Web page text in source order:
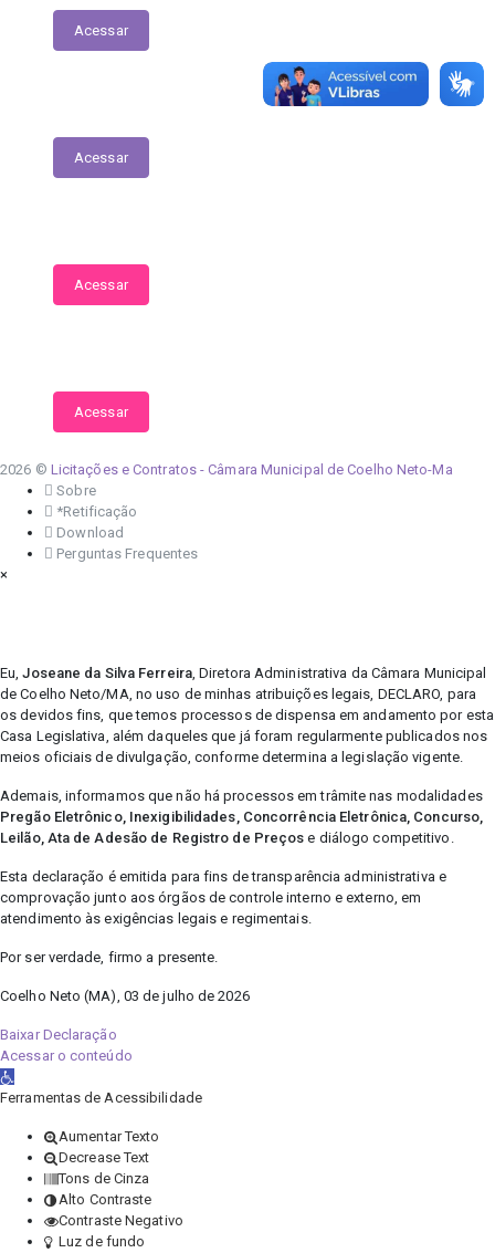
Acessar
Acessar
Acessar
Acessar
2026 © Licitações e Contratos - Câmara Municipal de Coelho Neto-Ma
Sobre
*Retificação
Download
Perguntas Frequentes
×
Eu,Joseane da Silva Ferreira, Diretora Administrativa da Câmara Municipal
de Coelho Neto/MA, no uso de minhas atribuições legais, DECLARO, para
os devidos fins, que temos processos de dispensa em andamento por esta
Casa Legislativa, além daqueles que já foram regularmente publicados nos
meios oficiais de divulgação, conforme determina a legislação vigente.
Ademais, informamos que não há processos em trâmite nas modalidades
Pregão Eletrônico, Inexigibilidades, Concorrência Eletrônica, Concurso,
Leilão, Ata de Adesão de Registro de Preços e diálogo competitivo.
Esta declaração é emitida para fins de transparência administrativa e
comprovação junto aos órgãos de controle interno e externo, em
atendimento às exigências legais e regimentais.
Por ser verdade, firmo a presente.
Coelho Neto (MA), 03 de julho de 2026
Baixar Declaração
Acessar o conteúdo
Abrir a barra de ferramentas
Ferramentas de Acessibilidade
Aumentar Texto
Decrease Text
Tons de Cinza
Alto Contraste
Contraste Negativo
Luz de fundo